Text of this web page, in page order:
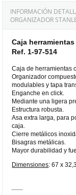
INFORMACIÓN
ORGANIZADOR
Caja
Ref. 1-97-514
Caja de herramientas
Organizador
modulables y tapa
Enganche en click.
Mediante una ligera
Estructura robusta.
Asa extra larga, para
caja.
Cierre metálicos
Bisagras metálicas.
Mayor durabilidad y
Dimensiones: 67 x